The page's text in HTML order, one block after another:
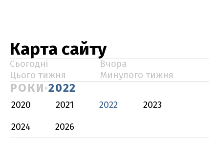
Карта сайту
Сьогодні
Вчора
Цього тижня
Минулого тижня
РОКИ 2022
2020 2021 2022
2023
2024
2026